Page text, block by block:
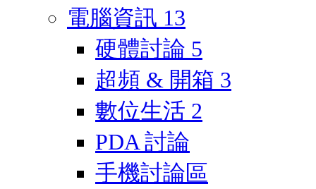
電腦資訊 13
硬體討論 5
超頻 & 開箱 3
數位生活 2
PDA 討論
手機討論區